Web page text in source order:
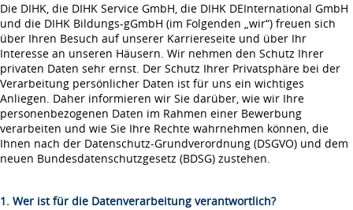
Die DIHK, die DIHK Service GmbH, die DIHK DEInternational GmbH
und die DIHK Bildungs-gGmbH (im Folgenden „wir“) freuen sich
über Ihren Besuch auf unserer Karriereseite und über Ihr
Interesse an unseren Häusern. Wir nehmen den Schutz Ihrer
privaten Daten sehr ernst. Der Schutz Ihrer Privatsphäre bei der
Verarbeitung persönlicher Daten ist für uns ein wichtiges
Anliegen. Daher informieren wir Sie darüber, wie wir Ihre
personenbezogenen Daten im Rahmen einer Bewerbung
verarbeiten und wie Sie Ihre Rechte wahrnehmen können, die
Ihnen nach der Datenschutz-Grundverordnung (DSGVO) und dem
neuen Bundesdatenschutzgesetz (BDSG) zustehen.
1. Wer ist für die Datenverarbeitung verantwortlich?